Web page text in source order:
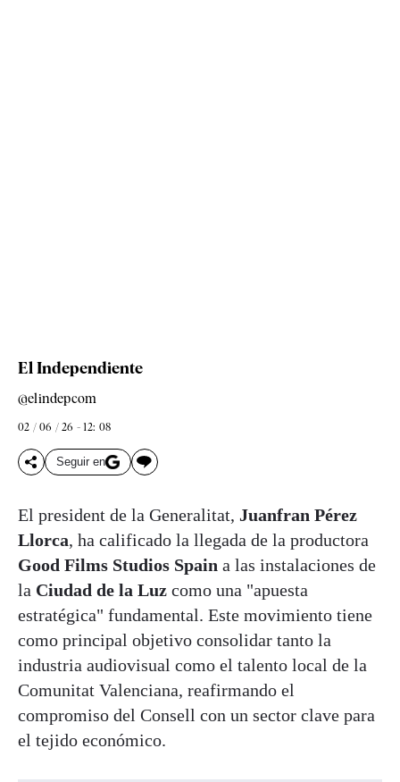
El Independiente
@elindepcom
02 / 06 / 26 - 12: 08
Seguir en
El president de la Generalitat, Juanfran Pérez
Llorca, ha calificado la llegada de la productora
Good Films Studios Spain a las instalaciones de
la Ciudad de la Luz como una "apuesta
estratégica" fundamental. Este movimiento tiene
como principal objetivo consolidar tanto la
industria audiovisual como el talento local de la
Comunitat Valenciana, reafirmando el
compromiso del Consell con un sector clave para
el tejido económico.